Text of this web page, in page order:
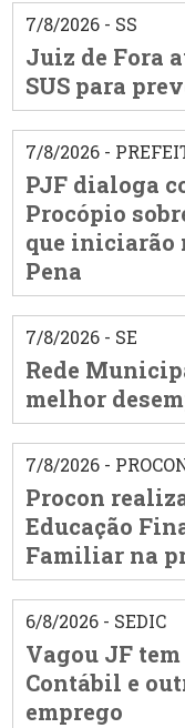
7/8/2026 - SS
Juiz de Fora
SUS para
7/8/2026 -
PJF dialoga
Procópio
que iniciarão
Pena
7/8/2026 - SE
Rede
melhor
7/8/2026 -
Procon
Educação
Familiar na
6/8/2026 - SEDIC
Vagou JF
Contábil e
emprego